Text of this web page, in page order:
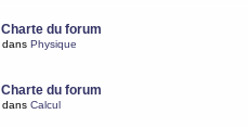
Charte du forum
dans Physique
Charte du forum
dans Calcul